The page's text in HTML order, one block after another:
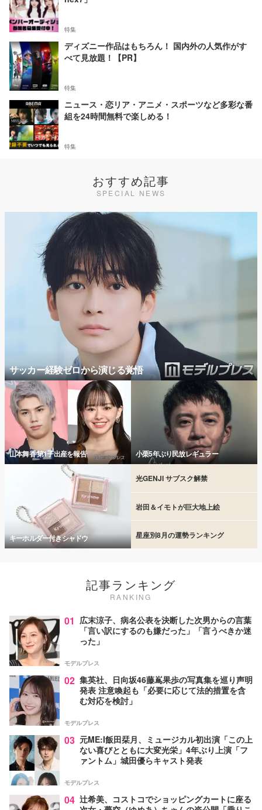
特集
ディズニー作品はもちろん！ 国内外の人気作がす
べて見放題！【PR】
特集
ニュース・恋リア・アニメ・スポーツなど多彩な番
組を24時間無料で楽しめる！
特集
おすすめ記事
SPECIAL NEWS
サッカー経験ゼロから演じる覚悟
山本舞香 第1子出産を報告 小栗5年ぶり民放レギュラー
キーホルダー付きシャドウ
光GENJI サブスク解禁
岩田＆イモトが巨大地上絵
星座別8月の運勢ランキング
記事ランキング
RANKING
01 広末涼子、病名公表を決断した次男からの言葉
「言い訳にするのも嫌だった」「言うべきか迷
った」
モデルプレス
02 集英社、日向坂46藤嶌果歩の写真集を巡り声明
発表 注意喚起も「必要に応じて法的措置を含
む対応を検討」
モデルプレス
03 元ME:I飯田栞月、ミュージカル初出演「この上
ない喜びとともに大変光栄」4年ぶり上演「フ
ァントム」城田優らキャスト発表
モデルプレス
04 辻希美、コストコでショッピングカートに座る